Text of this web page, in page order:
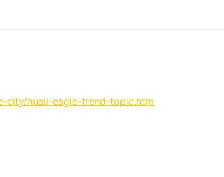
city/huali-eagle-trend-topic.htm